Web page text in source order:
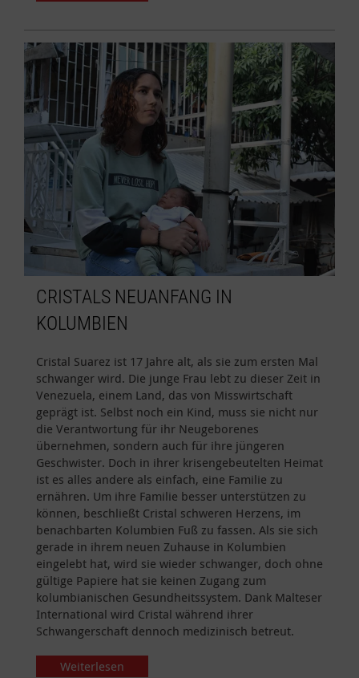
CRISTALS NEUANFANG IN
KOLUMBIEN
Cristal Suarez ist 17 Jahre alt, als sie zum ersten Mal
schwanger wird. Die junge Frau lebt zu dieser Zeit in
Venezuela, einem Land, das von Misswirtschaft
geprägt ist. Selbst noch ein Kind, muss sie nicht nur
die Verantwortung für ihr Neugeborenes
übernehmen, sondern auch für ihre jüngeren
Geschwister. Doch in ihrer krisengebeutelten Heimat
ist es alles andere als einfach, eine Familie zu
ernähren. Um ihre Familie besser unterstützen zu
können, beschließt Cristal schweren Herzens, im
benachbarten Kolumbien Fuß zu fassen. Als sie sich
gerade in ihrem neuen Zuhause in Kolumbien
eingelebt hat, wird sie wieder schwanger, doch ohne
gültige Papiere hat sie keinen Zugang zum
kolumbianischen Gesundheitssystem. Dank Malteser
International wird Cristal während ihrer
Schwangerschaft dennoch medizinisch betreut.
Weiterlesen